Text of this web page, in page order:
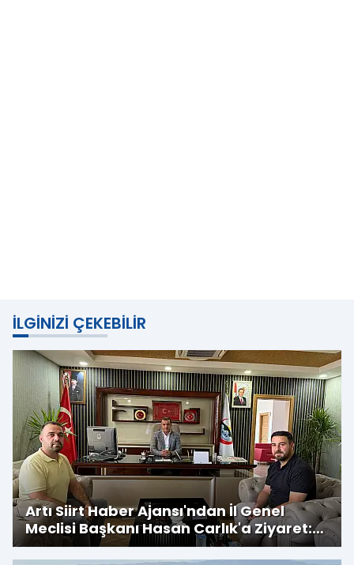
İLGINIZI ÇEKEBILIR
Artı Siirt Haber Ajansı'ndan İl Genel
Meclisi Başkanı Hasan Carlık'a Ziyaret:
Kırsala Yapılan Yatırımlar